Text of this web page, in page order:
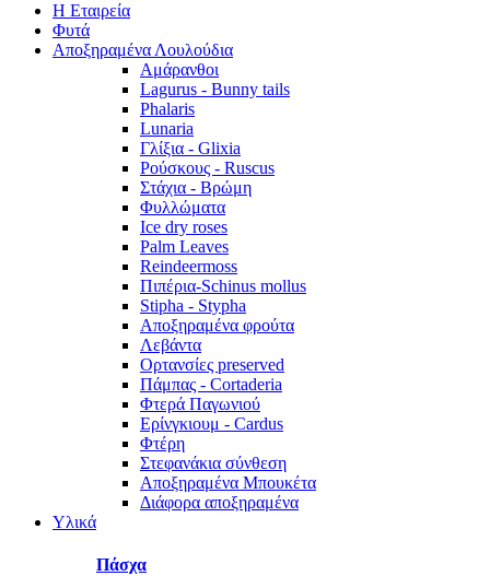
Η Εταιρεία
Φυτά
Αποξηραμένα Λουλούδια
Αμάρανθοι
Lagurus - Bunny tails
Phalaris
Lunaria
Γλίξια - Glixia
Ρούσκους - Ruscus
Στάχια - Βρώμη
Φυλλώματα
Ice dry roses
Palm Leaves
Reindeermoss
Πιπέρια-Schinus mollus
Stipha - Stypha
Αποξηραμένα φρούτα
Λεβάντα
Ορτανσίες preserved
Πάμπας - Cortaderia
Φτερά Παγωνιού
Ερίνγκιουμ - Cardus
Φτέρη
Στεφανάκια σύνθεση
Αποξηραμένα Μπουκέτα
Διάφορα αποξηραμένα
Υλικά
Πάσχα